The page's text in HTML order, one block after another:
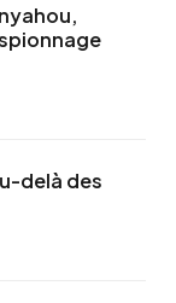
delà des